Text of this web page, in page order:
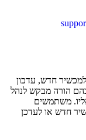
חדש, עדכון
הורה מבקש לנהל
משתמשים
חדש או לעדכן